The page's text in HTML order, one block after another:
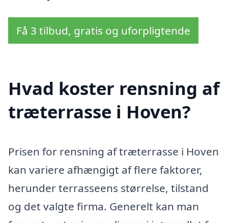
Få 3 tilbud, gratis og uforpligtende
Hvad koster rensning af
træterrasse i Hoven?
Prisen for rensning af træterrasse i Hoven
kan variere afhængigt af flere faktorer,
herunder terrasseens størrelse, tilstand
og det valgte firma. Generelt kan man